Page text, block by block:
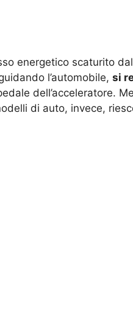
energetico scaturito
l’automobile, si
dell’acceleratore.
di auto, invece,